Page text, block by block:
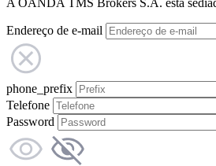
A OANDA TMS Brokers S.A. está
Endereço de e-mail
phone_prefix
Telefone
Password